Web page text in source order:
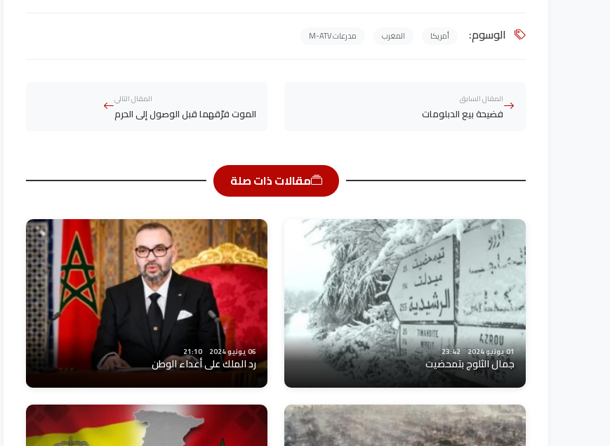
الوسوم: أمريكا المغرب مدرعات M-ATV
المقال السابق
فضيحة بيع الدبلومات
المقال التالي
الموت فرّقهما قبل الوصول إلى الحرم
مقالات ذات صلة
01 يونيو 2024 23:42
جمال الثلوج بتمحضيت
06 يونيو 2024 21:10
رد الملك على أعداء الوطن